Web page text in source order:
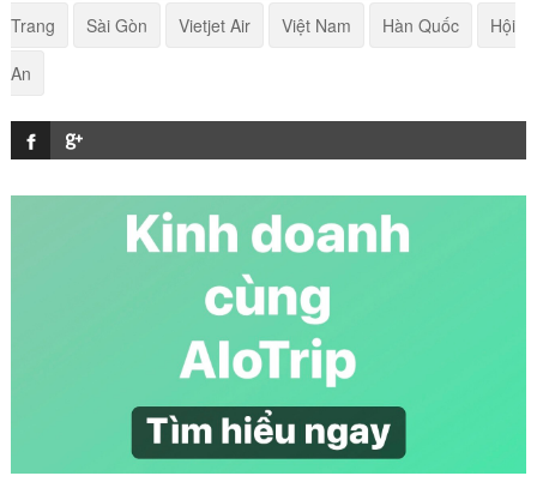
Một số lưu ý cho hành khách tại nhà ga T2 Nội
Kinh nghiệm tham quan Phố cổ Hà Nội
Cách làm bánh bèo Nghệ An đúng vị Nghệ An
Top 5 danh lam thắng cảnh Đà Nẵng hấp dẫn
khách du lịch
Trang
Sài Gòn Vietjet Air Việt Nam Hàn Quốc
Hội
An